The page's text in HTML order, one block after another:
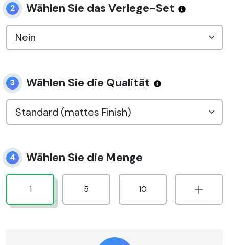
2 Wählen Sie das Verlege-Set
3 Wählen Sie die Qualität
4 Wählen Sie die Menge
1 5 10